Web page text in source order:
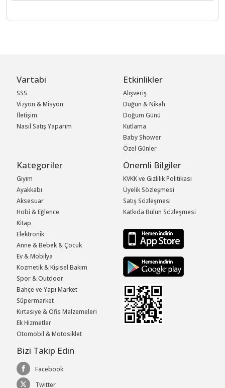
Vartabi
SSS
Vizyon & Misyon
İletişim
Nasıl Satış Yaparım
Etkinlikler
Alışveriş
Düğün & Nikah
Doğum Günü
Kutlama
Baby Shower
Özel Günler
Kategoriler
Giyim
Ayakkabı
Aksesuar
Hobi & Eğlence
Kitap
Elektronik
Anne & Bebek & Çocuk
Ev & Mobilya
Kozmetik & Kişisel Bakım
Spor & Outdoor
Bahçe ve Yapı Market
Süpermarket
Kırtasiye & Ofis Malzemeleri
Ek Hizmetler
Otomobil & Motosiklet
Önemli Bilgiler
KVKK ve Gizlilik Politikası
Üyelik Sözleşmesi
Satış Sözleşmesi
Katkıda Bulun Sözleşmesi
Bizi Takip Edin
Facebook
Twitter